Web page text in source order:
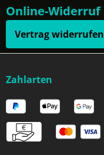
Online-Widerruf
Vertrag widerrufen
Zahlarten